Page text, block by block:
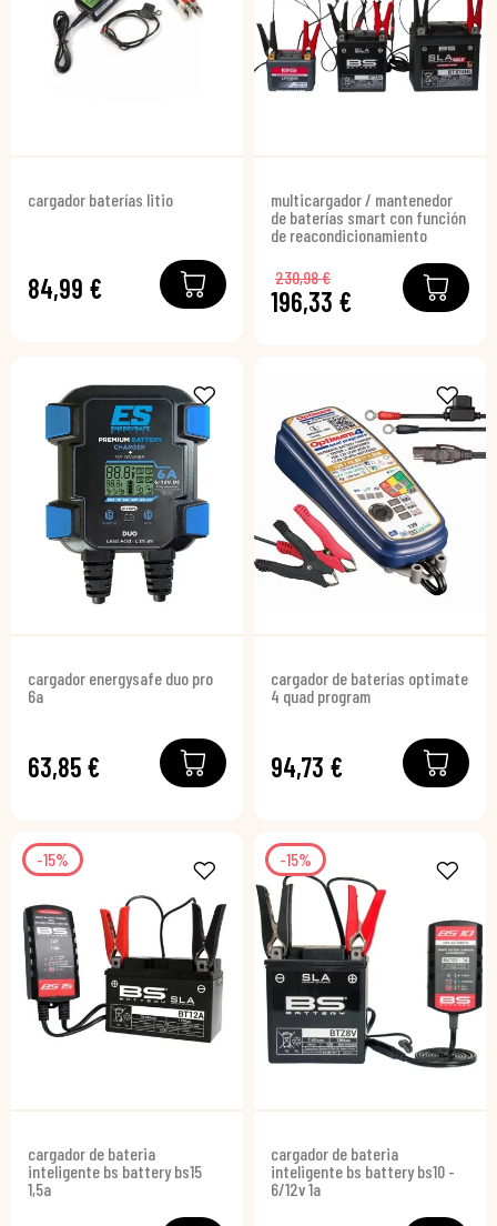
cargador baterías litio
84,99 €
multicargador / mantenedor
de baterías smart con función
de reacondicionamiento
196,33 €
230,98 €
cargador energysafe duo pro
6a
63,85 €
cargador de baterías optimate
4 quad program
94,73 €
-15%
cargador de bateria
inteligente bs battery bs15
1,5a
-15%
cargador de bateria
inteligente bs battery bs10 -
6/12v 1a